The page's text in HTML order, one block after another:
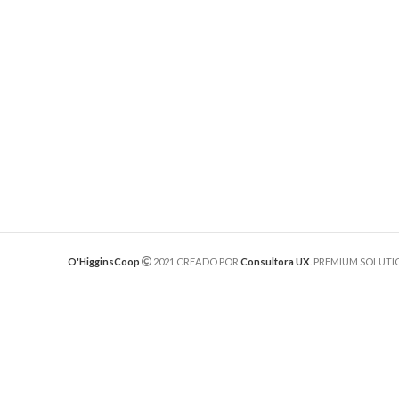
O'HigginsCoop 2021 CREADO POR Consultora UX . PREMIUM